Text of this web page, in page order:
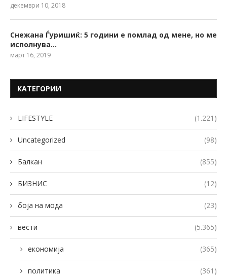
декември 10, 2018
Снежана Ѓуришиќ: 5 години е помлад од мене, но ме
исполнува…
март 16, 2019
КАТЕГОРИИ
LIFESTYLE (1.221)
Uncategorized (98)
Балкан (855)
БИЗНИС (12)
боја на мода (23)
вести (5.365)
економија (365)
политика (361)